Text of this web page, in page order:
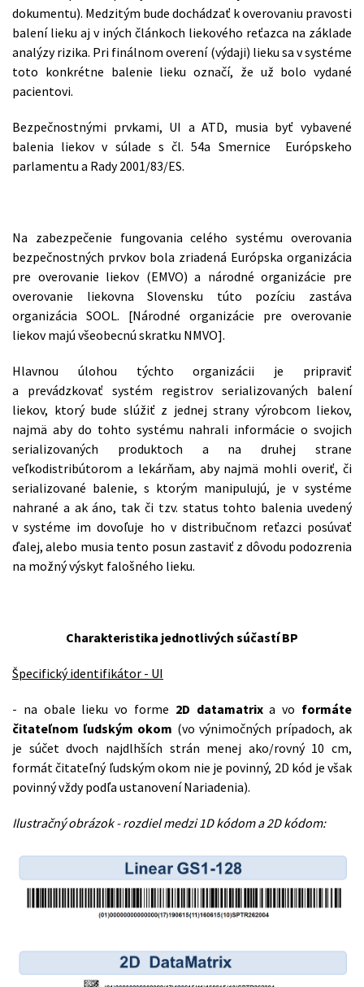
dokumentu). Medzitým bude dochádzať k overovaniu pravosti
balení lieku aj v iných článkoch liekového reťazca na základe
analýzy rizika. Pri finálnom overení (výdaji) lieku sa v systéme
toto konkrétne balenie lieku označí, že už bolo vydané
pacientovi.
Bezpečnostnými prvkami, UI a ATD, musia byť vybavené
balenia liekov v súlade s čl. 54a Smernice Európskeho
parlamentu a Rady 2001/83/ES.
Na zabezpečenie fungovania celého systému overovania
bezpečnostných prvkov bola zriadená Európska organizácia
pre overovanie liekov (EMVO) a národné organizácie pre
overovanie liekovna Slovensku túto pozíciu zastáva
organizácia SOOL. [Národné organizácie pre overovanie
liekov majú všeobecnú skratku NMVO].
Hlavnou úlohou týchto organizácii je pripraviť
a prevádzkovať systém registrov serializovaných balení
liekov, ktorý bude slúžiť z jednej strany výrobcom liekov,
najmä aby do tohto systému nahrali informácie o svojich
serializovaných produktoch a na druhej strane
veľkodistribútorom a lekárňam, aby najmä mohli overiť, či
serializované balenie, s ktorým manipulujú, je v systéme
nahrané a ak áno, tak či tzv. status tohto balenia uvedený
v systéme im dovoľuje ho v distribučnom reťazci posúvať
ďalej, alebo musia tento posun zastaviť z dôvodu podozrenia
na možný výskyt falošného lieku.
Charakteristika jednotlivých súčastí BP
Špecifický identifikátor - UI
- na obale lieku vo forme 2D datamatrixa vo formáte
čitateľnom ľudským okom (vo výnimočných prípadoch, ak
je súčet dvoch najdlhších strán menej ako/rovný 10 cm,
formát čitateľný ľudským okom nie je povinný, 2D kód je však
povinný vždy podľa ustanovení Nariadenia).
Ilustračný obrázok - rozdiel medzi 1D kódom a 2D kódom: